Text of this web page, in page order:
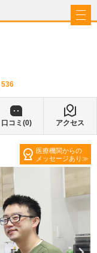
536
口コミ(0) アクセス
医療機関からの
メッセージあり